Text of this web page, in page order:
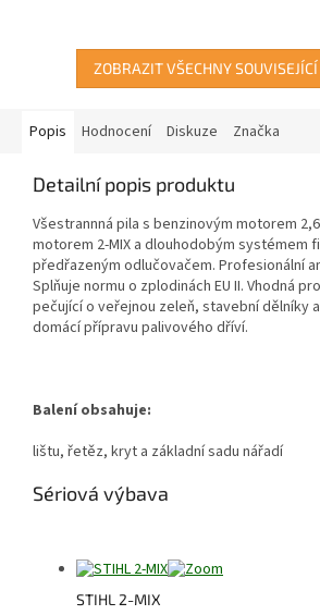
ZOBRAZIT VŠECHNY
Popis Hodnocení Diskuze Značka
Detailní popis produktu
Všestrannná pila s benzinovým motorem
motorem 2-MIX a dlouhodobým systémem
předřazeným odlučovačem. Profesionální
Splňuje normu o zplodinách EU II. Vhodná
pečující o veřejnou zeleň, stavební dělníky
domácí přípravu palivového dříví.
Balení obsahuje:
lištu, řetěz, kryt a základní sadu nářadí
Sériová výbava
STIHL 2-MIX